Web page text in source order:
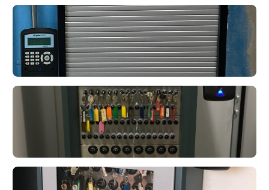
Flexx 12U con 48 posti chiave
deister
Maxx 64 posti chiave
deister